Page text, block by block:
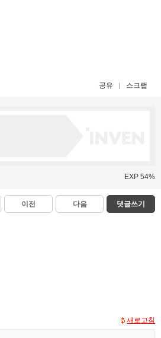
공유 스크랩
EXP 54%
이전 다음 댓글쓰기
새로고침